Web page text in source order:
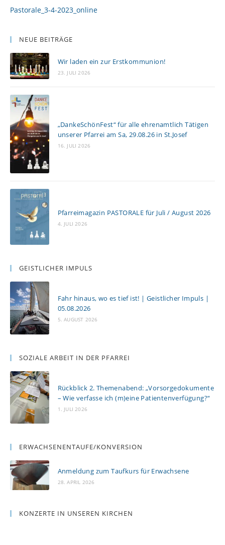
Pastorale_3-4-2023_online
NEUE BEITRÄGE
Wir laden ein zur Erstkommunion!
23. JULI 2026
„DankeSchönFest“ für alle ehrenamtlich Tätigen
unserer Pfarrei am Sa, 29.08.26 in St.Josef
16. JULI 2026
Pfarreimagazin PASTORALE für Juli / August 2026
4. JULI 2026
GEISTLICHER IMPULS
Fahr hinaus, wo es tief ist! | Geistlicher Impuls |
05.08.2026
5. AUGUST 2026
SOZIALE ARBEIT IN DER PFARREI
Rückblick 2. Themenabend: „Vorsorgedokumente
– Wie verfasse ich (m)eine Patientenverfügung?“
1. JULI 2026
ERWACHSENENTAUFE/KONVERSION
Anmeldung zum Taufkurs für Erwachsene
28. APRIL 2026
KONZERTE IN UNSEREN KIRCHEN